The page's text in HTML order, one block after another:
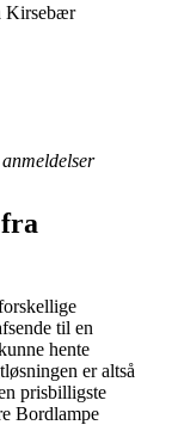
Kirsebær
anmeldelser
til en
hente
er altså
prisbilligste
Bordlampe